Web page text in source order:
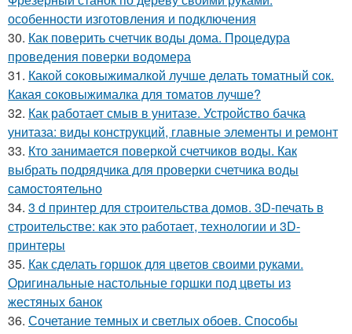
особенности изготовления и подключения
30. Как поверить счетчик воды дома. Процедура
проведения поверки водомера
31. Какой соковыжималкой лучше делать томатный сок.
Какая соковыжималка для томатов лучше?
32. Как работает смыв в унитазе. Устройство бачка
унитаза: виды конструкций, главные элементы и ремонт
33. Кто занимается поверкой счетчиков воды. Как
выбрать подрядчика для проверки счетчика воды
самостоятельно
34. 3 d принтер для строительства домов. 3D-печать в
строительстве: как это работает, технологии и 3D-
принтеры
35. Как сделать горшок для цветов своими руками.
Оригинальные настольные горшки под цветы из
жестяных банок
36. Сочетание темных и светлых обоев. Способы